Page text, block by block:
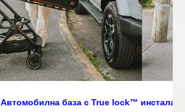
Автомобилна база с True lock™